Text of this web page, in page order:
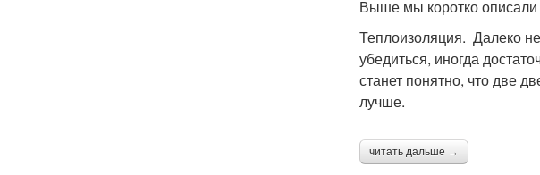
Выше мы коротко описали
Теплоизоляция. Далеко
убедиться, иногда
станет понятно, что две
лучше.
читать дальше →